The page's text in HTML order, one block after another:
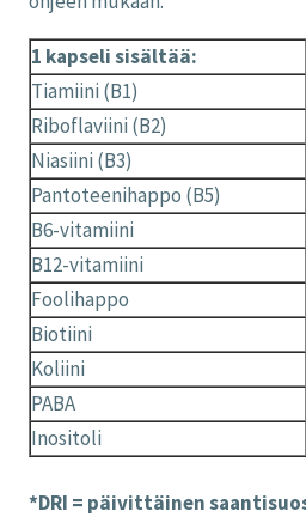
1 kapseli sisältää:
Tiamiini (B1)
Riboflaviini (B2)
Niasiini (B3)
Pantoteenihappo (B5)
B6-vitamiini
B12-vitamiini
Foolihappo
Biotiini
Koliini
PABA
Inositoli
*DRI = päivittäinen